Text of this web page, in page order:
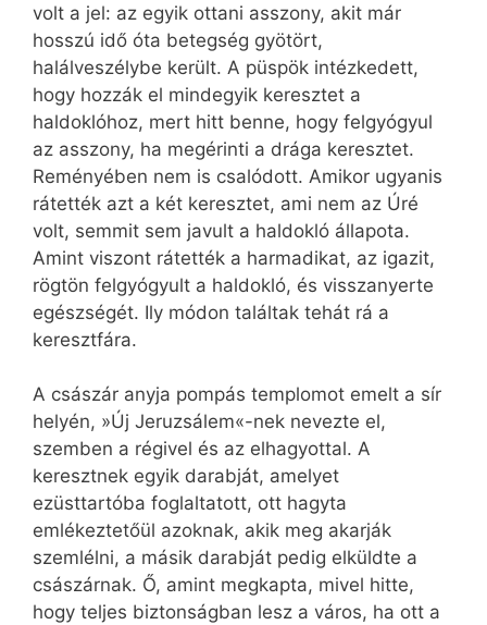
volt a jel: az egyik ottani asszony, akit már
hosszú idő óta betegség gyötört,
halálveszélybe került. A püspök intézkedett,
hogy hozzák el mindegyik keresztet a
haldoklóhoz, mert hitt benne, hogy felgyógyul
az asszony, ha megérinti a drága keresztet.
Reményében nem is csalódott. Amikor ugyanis
rátették azt a két keresztet, ami nem az Úré
volt, semmit sem javult a haldokló állapota.
Amint viszont rátették a harmadikat, az igazit,
rögtön felgyógyult a haldokló, és visszanyerte
egészségét. Ily módon találtak tehát rá a
keresztfára.
A császár anyja pompás templomot emelt a sír
helyén, »Új Jeruzsálem«-nek nevezte el,
szemben a régivel és az elhagyottal. A
keresztnek egyik darabját, amelyet
ezüsttartóba foglaltatott, ott hagyta
emlékeztetőül azoknak, akik meg akarják
szemlélni, a másik darabját pedig elküldte a
császárnak. Ő, amint megkapta, mivel hitte,
hogy teljes biztonságban lesz a város, ha ott a